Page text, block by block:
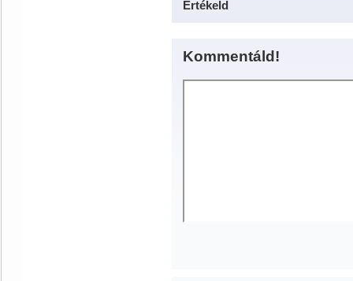
Értékeld
Kommentáld!